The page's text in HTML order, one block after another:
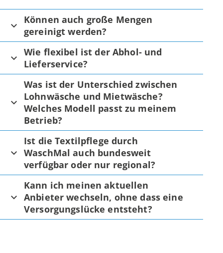
Können auch große Mengen
gereinigt werden?
Wie flexibel ist der Abhol- und
Lieferservice?
Was ist der Unterschied zwischen
Lohnwäsche und Mietwäsche?
Welches Modell passt zu meinem
Betrieb?
Ist die Textilpflege durch
WaschMal auch bundesweit
verfügbar oder nur regional?
Kann ich meinen aktuellen
Anbieter wechseln, ohne dass eine
Versorgungslücke entsteht?